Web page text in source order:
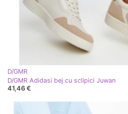
D/GMR
D/GMR Adidasi bej cu sclipici Juwan
41,46 €